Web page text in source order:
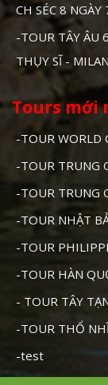
CH SÉC 8 NGÀY
-TOUR TÂY ÂU
THỤY SĨ -
Tours mới
-TOUR WORLD
-TOUR TRUNG
-TOUR TRUNG
-TOUR NHẬT
-TOUR
-TOUR HÀN
- TOUR TÂY
-TOUR THỔ
-test